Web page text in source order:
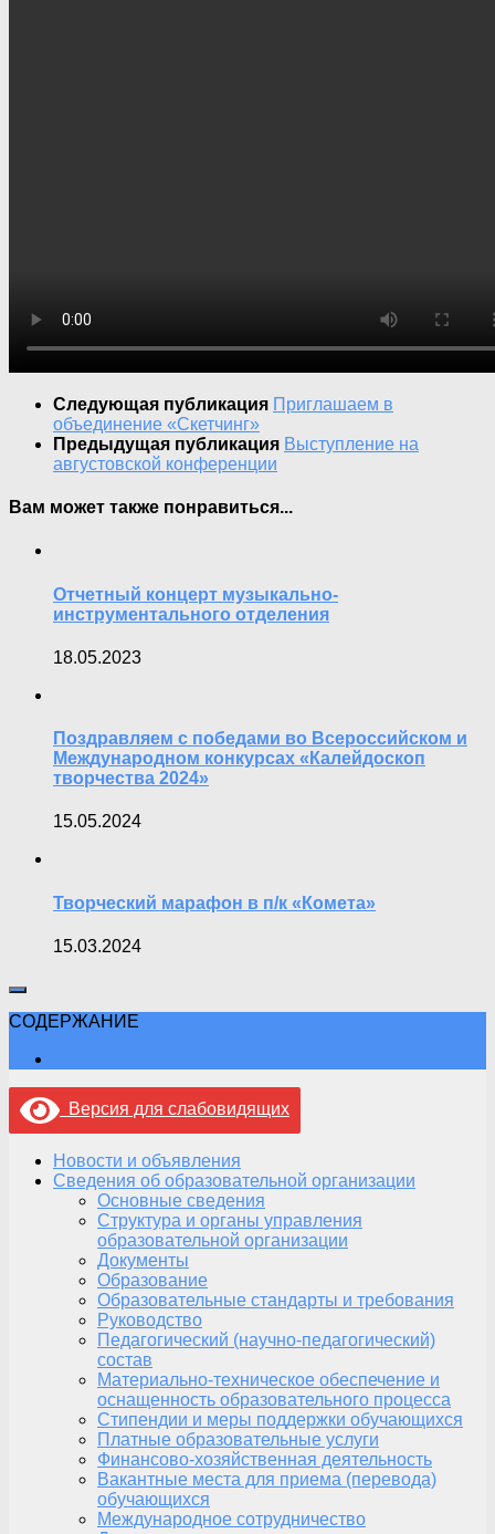
Следующая публикация Приглашаем в
объединение «Скетчинг»
Предыдущая публикация Выступление на
августовской конференции
Вам может также понравиться...
Отчетный концерт музыкально-
инструментального отделения
18.05.2023
Поздравляем с победами во Всероссийском и
Международном конкурсах «Калейдоскоп
творчества 2024»
15.05.2024
Творческий марафон в п/к «Комета»
15.03.2024
СОДЕРЖАНИЕ
Версия для слабовидящих
Новости и объявления
Сведения об образовательной организации
Основные сведения
Структура и органы управления
образовательной организации
Документы
Образование
Образовательные стандарты и требования
Руководство
Педагогический (научно-педагогический)
состав
Материально-техническое обеспечение и
оснащенность образовательного процесса
Стипендии и меры поддержки обучающихся
Платные образовательные услуги
Финансово-хозяйственная деятельность
Вакантные места для приема (перевода)
обучающихся
Международное сотрудничество